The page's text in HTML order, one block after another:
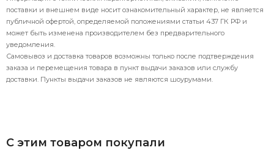
поставки и внешнем виде носит ознакомительный характер, не является
публичной офертой, определяемой положениями статьи 437 ГК РФ и
может быть изменена производителем без предварительного
уведомления.
Самовывоз и доставка товаров возможны только после подтверждения
заказа и перемещения товара в пункт выдачи заказов или службу
доставки. Пункты выдачи заказов не являются шоурумами.
С этим товаром покупали